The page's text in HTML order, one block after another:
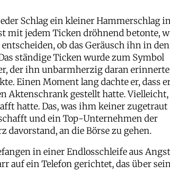
Schlag ein kleiner Hammerschlag
mit jedem Ticken dröhnend betonte,
ob das Geräusch ihn in den
ständige Ticken wurde zum Symbol
der ihn unbarmherzig daran
Einen Moment lang dachte er, dass
Aktenschrank gestellt hatte. Vielleicht,
hatte. Das, was ihm keiner zugetraut
und ein Top-Unternehmen der
davorstand, an die Börse zu gehen.
in einer Endlosschleife aus
auf ein Telefon gerichtet, das über